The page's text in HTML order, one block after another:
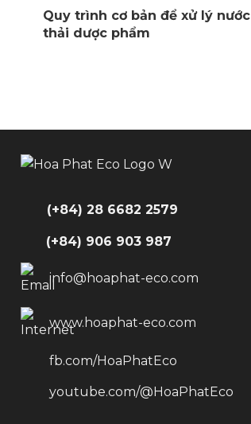
Quy trình cơ bản để xử lý nước
thải dược phẩm
(+84) 28 6682 2579
(+84) 906 903 987
info@hoaphat-eco.com
www.hoaphat-eco.com
fb.com/HoaPhatEco
youtube.com/@HoaPhatEco